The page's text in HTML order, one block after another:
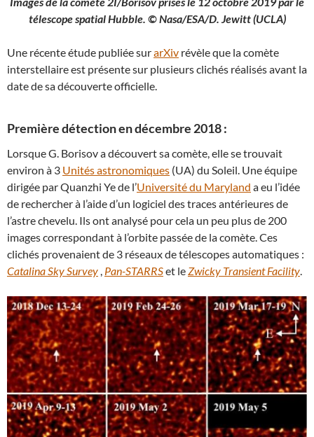
télescope spatial Hubble. © Nasa/ESA/D. Jewitt (UCLA)
Une récente étude publiée surarXiv révèle que la comète
interstellaire est présente sur plusieurs clichés réalisés avant la
date de sa découverte officielle.
Première détection en décembre 2018 :
Lorsque G. Borisov a découvert sa comète, elle se trouvait
environ à 3 Unités astronomiques (UA) du Soleil. Une équipe
dirigée par Quanzhi Ye de l’Université du Maryland a eu l’idée
de rechercher à l’aide d’un logiciel des traces antérieures de
l’astre chevelu. Ils ont analysé pour cela un peu plus de 200
images correspondant à l’orbite passée de la comète. Ces
clichés provenaient de 3 réseaux de télescopes automatiques :
Catalina Sky Survey , Pan-STARRSet leZwicky Transient Facility.